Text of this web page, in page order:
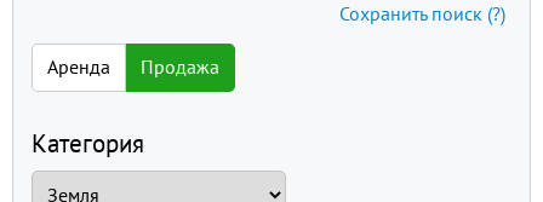
Аренда Продажа
Категория
Сохранить поиск (?)